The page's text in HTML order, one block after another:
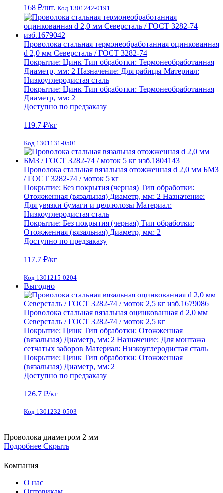
168 ₽/шт. Код 1301242-0191
Проволока стальная термонеобработанная оцинкованная
d 2,0 мм Северсталь / ГОСТ 3282-74
Покрытие: Цинк Тип обработки: Термонеобработанная
Диаметр, мм: 2 Назначение: Для рабицы Материал:
Низкоуглеродистая сталь
Покрытие: Цинк Тип обработки: Термонеобработанная
Диаметр, мм: 2
Доступно по предзаказу
119.7 ₽/кг
Код 1301131-0501
Проволока стальная вязальная отожженная d 2,0 мм БМЗ
/ ГОСТ 3282-74 / моток 5 кг
Покрытие: Без покрытия (черная) Тип обработки:
Отожженная (вязальная) Диаметр, мм: 2 Назначение:
Для увязки бумаги и целлюлозы Материал:
Низкоуглеродистая сталь
Покрытие: Без покрытия (черная) Тип обработки:
Отожженная (вязальная) Диаметр, мм: 2
Доступно по предзаказу
117.7 ₽/кг
Код 1301215-0204
Выгодно
Проволока стальная вязальная оцинкованная d 2,0 мм
Северсталь / ГОСТ 3282-74 / моток 2,5 кг
Покрытие: Цинк Тип обработки: Отожженная
(вязальная) Диаметр, мм: 2 Назначение: Для монтажа
сетчатых заборов Материал: Низкоуглеродистая сталь
Покрытие: Цинк Тип обработки: Отожженная
(вязальная) Диаметр, мм: 2
Доступно по предзаказу
126.7 ₽/кг
Код 1301232-0503
Проволока диаметром 2 мм
Подробнее Скрыть
Компания
О нас
Оптовикам